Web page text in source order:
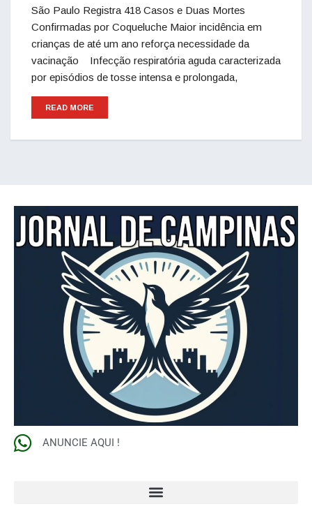
São Paulo Registra 418 Casos e Duas Mortes
Confirmadas por Coqueluche Maior incidência em
crianças de até um ano reforça necessidade da
vacinação Infecção respiratória aguda caracterizada
por episódios de tosse intensa e prolongada,
READ MORE
ANUNCIE AQUI !